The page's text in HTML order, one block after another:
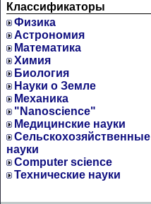
Классификаторы
Физика
Астрономия
Математика
Химия
Биология
Науки о Земле
Механика
"Nanoscience"
Медицинские науки
Сельскохозяйственные
науки
Computer science
Технические науки